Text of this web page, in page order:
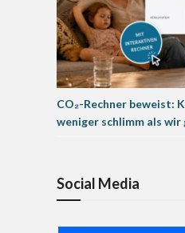
CO₂-Rechner beweist:
weniger schlimm als wir
Social Media